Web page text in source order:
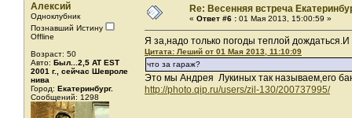
Алексий
Одноклубник
Познавший Истину
Offline
Возраст: 50
Авто: Был...2,5 AT EST
2001 г., сейчас Шевроле
нива
Город: Екатеринбург.
Сообщений: 1298
Re: Весенняя встреча
« Ответ #6 : 01 Мая 2013, 15:00:59 »
Я за,надо только погоды теплой
Цитата: Леший от 01 Мая 2013, 11:10:09
что за гараж?
Это мы Андрея Лукиных так называем,его
http://photo.qip.ru/users/zil-130/200737995/